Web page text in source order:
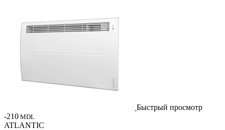
Быстрый просмотр
-210 MDL
ATLANTIC